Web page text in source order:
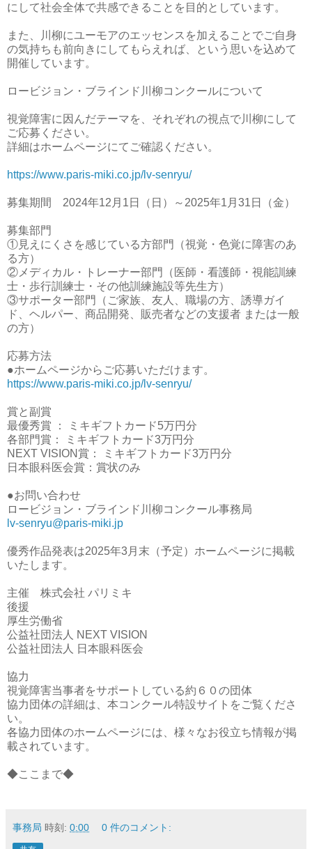
にして社会全体で共感できることを目的としています。
また、川柳にユーモアのエッセンスを加えることでご自身
の気持ちも前向きにしてもらえれば、という思いを込めて
開催しています。
ロービジョン・ブラインド川柳コンクールについて
視覚障害に因んだテーマを、それぞれの視点で川柳にして
ご応募ください。
詳細はホームページにてご確認ください。
https://www.paris-miki.co.jp/lv-senryu/
募集期間 2024年12月1日（日）～2025年1月31日（金）
募集部門
①見えにくさを感じている方部門（視覚・色覚に障害のあ
る方）
②メディカル・トレーナー部門（医師・看護師・視能訓練
士・歩行訓練士・その他訓練施設等先生方）
③サポーター部門（ご家族、友人、職場の方、誘導ガイ
ド、ヘルパー、商品開発、販売者などの支援者 または一般
の方）
応募方法
●ホームページからご応募いただけます。
https://www.paris-miki.co.jp/lv-senryu/
賞と副賞
最優秀賞 ： ミキギフトカード5万円分
各部門賞： ミキギフトカード3万円分
NEXT VISION賞： ミキギフトカード3万円分
日本眼科医会賞：賞状のみ
●お問い合わせ
ロービジョン・ブラインド川柳コンクール事務局
lv-senryu@paris-miki.jp
優秀作品発表は2025年3月末（予定）ホームページに掲載
いたします。
主催 株式会社 パリミキ
後援
厚生労働省
公益社団法人 NEXT VISION
公益社団法人 日本眼科医会
協力
視覚障害当事者をサポートしている約６０の団体
協力団体の詳細は、本コンクール特設サイトをご覧くださ
い。
各協力団体のホームページには、様々なお役立ち情報が掲
載されています。
◆ここまで◆
事務局 時刻: 0:00 0 件のコメント: